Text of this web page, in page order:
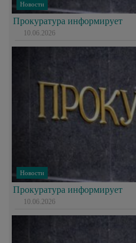
Новости
Прокуратура информирует
10.06.2026
Новости
Прокуратура информирует
10.06.2026